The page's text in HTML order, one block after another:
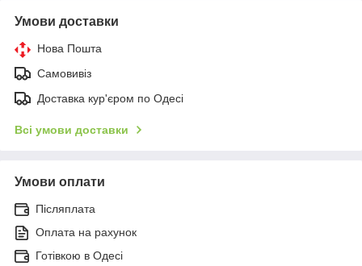
Умови доставки
Нова Пошта
Самовивіз
Доставка кур'єром по Одесі
Всі умови доставки
Умови оплати
Післяплата
Оплата на рахунок
Готівкою в Одесі